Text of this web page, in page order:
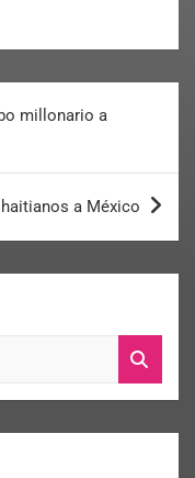
millonario a
a México